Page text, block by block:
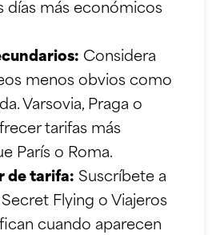
días más económicos
Considera
menos obvios como
Varsovia, Praga o
tarifas más
París o Roma.
de tarifa: Suscríbete a
Flying o Viajeros
cuando aparecen